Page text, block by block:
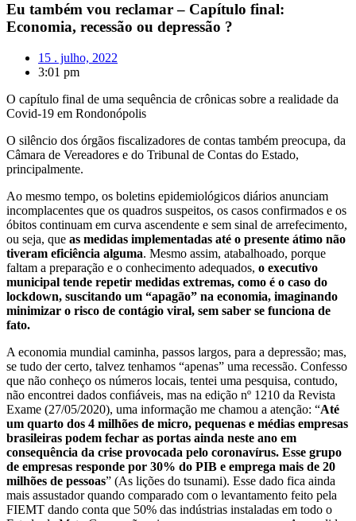
Eu também vou reclamar – Capítulo final:
Economia, recessão ou depressão ?
15 . julho, 2022
3:01 pm
O capítulo final de uma sequência de crônicas sobre a realidade da
Covid-19 em Rondonópolis
O silêncio dos órgãos fiscalizadores de contas também preocupa, da
Câmara de Vereadores e do Tribunal de Contas do Estado,
principalmente.
Ao mesmo tempo, os boletins epidemiológicos diários anunciam
incomplacentes que os quadros suspeitos, os casos confirmados e os
óbitos continuam em curva ascendente e sem sinal de arrefecimento,
ou seja, que as medidas implementadas até o presente átimo não
tiveram eficiência alguma. Mesmo assim, atabalhoado, porque
faltam a preparação e o conhecimento adequados, o executivo
municipal tende repetir medidas extremas, como é o caso do
lockdown, suscitando um “apagão” na economia, imaginando
minimizar o risco de contágio viral, sem saber se funciona de
fato.
A economia mundial caminha, passos largos, para a depressão; mas,
se tudo der certo, talvez tenhamos “apenas” uma recessão. Confesso
que não conheço os números locais, tentei uma pesquisa, contudo,
não encontrei dados confiáveis, mas na edição nº 1210 da Revista
Exame (27/05/2020), uma informação me chamou a atenção: “Até
um quarto dos 4 milhões de micro, pequenas e médias empresas
brasileiras podem fechar as portas ainda neste ano em
consequência da crise provocada pelo coronavírus. Esse grupo
de empresas responde por 30% do PIB e emprega mais de 20
milhões de pessoas” (As lições do tsunami). Esse dado fica ainda
mais assustador quando comparado com o levantamento feito pela
FIEMT dando conta que 50% das indústrias instaladas em todo o